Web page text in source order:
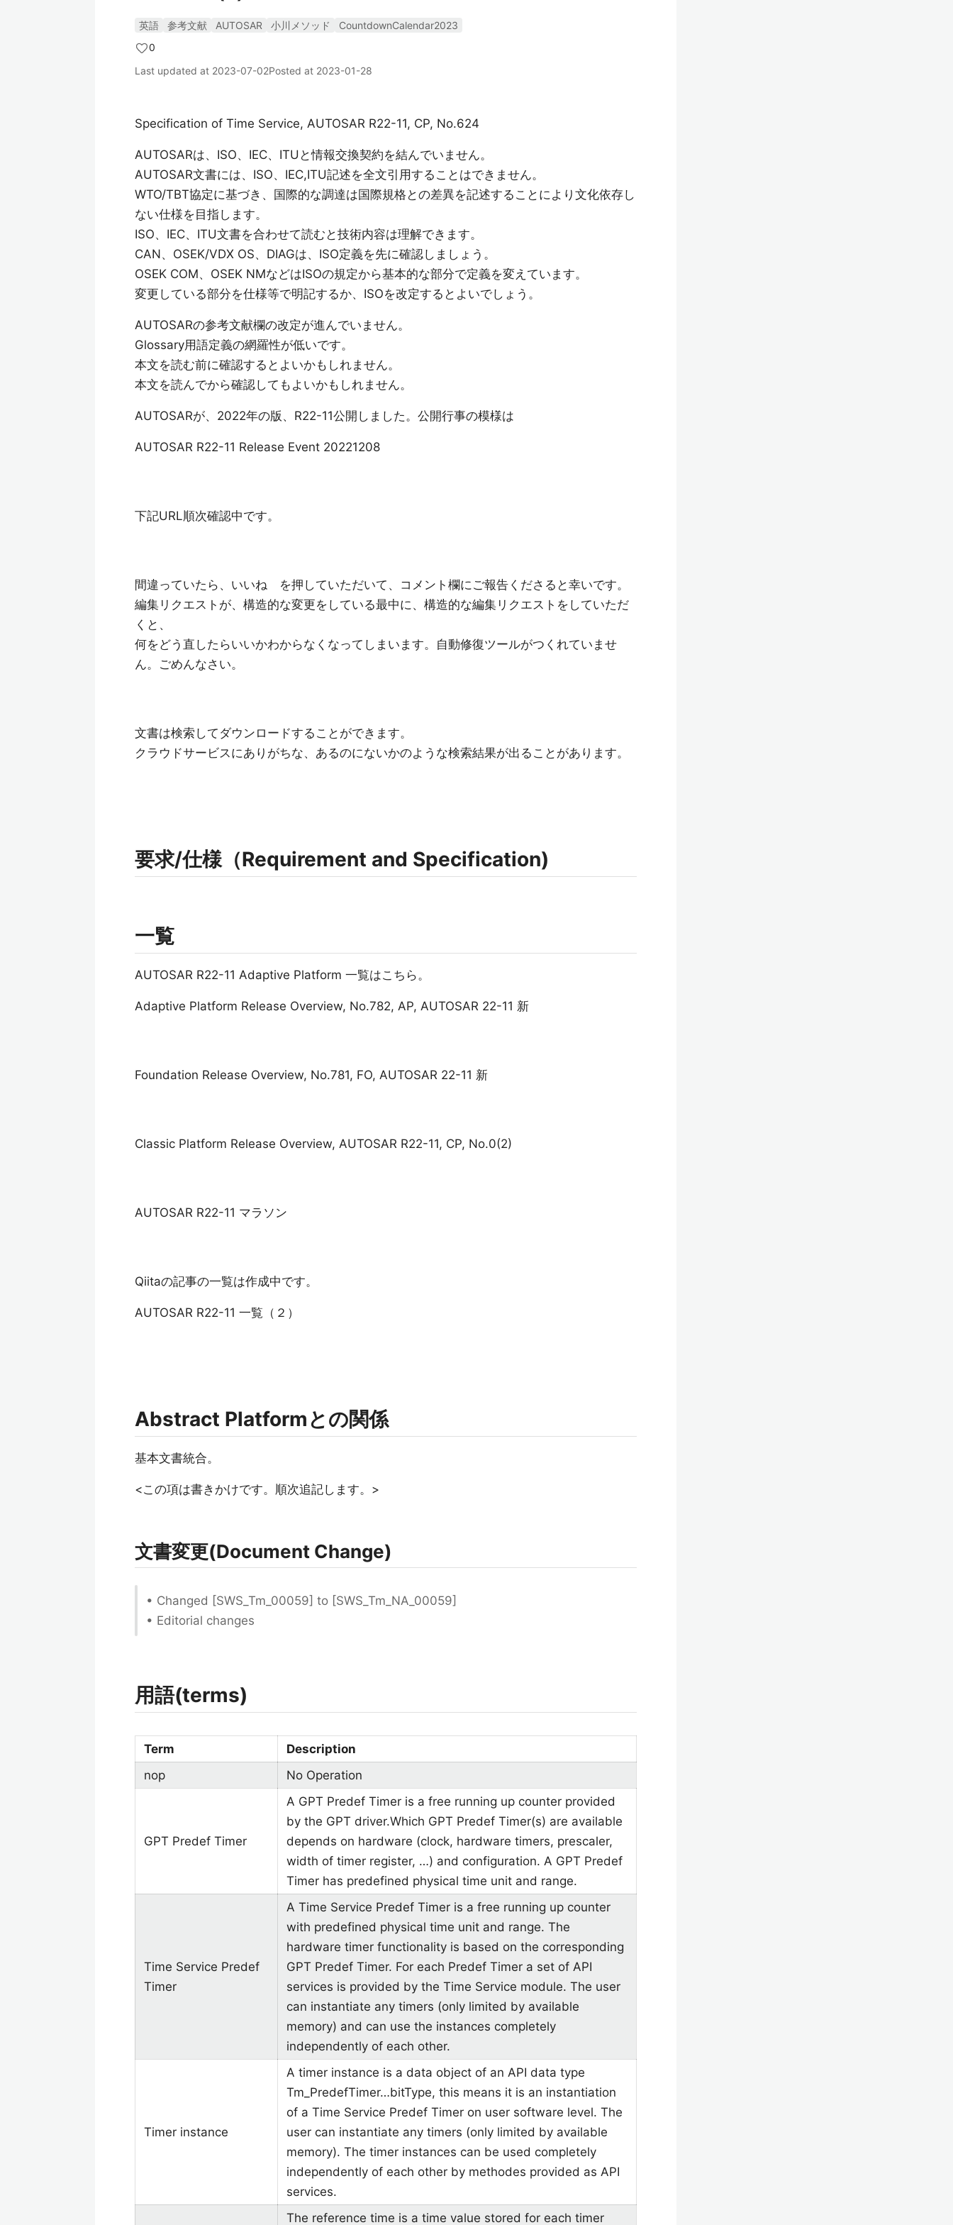
英語 参考文献 AUTOSAR 小川メソッド
CountdownCalendar2023
0
Last updated at 2023-07-02Posted at 2023-01-28
Specification of Time Service, AUTOSAR R22-11, CP, No.624
AUTOSARは、ISO、IEC、ITUと情報交換契約を結んでいません。
AUTOSAR文書には、ISO、IEC,ITU記述を全文引用することはできません。
WTO/TBT協定に基づき、国際的な調達は国際規格との差異を記述することにより文化依存し
ない仕様を目指します。
ISO、IEC、ITU文書を合わせて読むと技術内容は理解できます。
CAN、OSEK/VDX OS、DIAGは、ISO定義を先に確認しましょう。
OSEK COM、OSEK NMなどはISOの規定から基本的な部分で定義を変えています。
変更している部分を仕様等で明記するか、ISOを改定するとよいでしょう。
AUTOSARの参考文献欄の改定が進んでいません。
Glossary用語定義の網羅性が低いです。
本文を読む前に確認するとよいかもしれません。
本文を読んでから確認してもよいかもしれません。
AUTOSARが、2022年の版、R22-11公開しました。公開行事の模様は
AUTOSAR R22-11 Release Event 20221208
下記URL順次確認中です。
間違っていたら、いいね を押していただいて、コメント欄にご報告くださると幸いです。
編集リクエストが、構造的な変更をしている最中に、構造的な編集リクエストをしていただ
くと、
何をどう直したらいいかわからなくなってしまいます。自動修復ツールがつくれていませ
ん。ごめんなさい。
文書は検索してダウンロードすることができます。
クラウドサービスにありがちな、あるのにないかのような検索結果が出ることがあります。
要求/仕様（Requirement and Specification)
一覧
AUTOSAR R22-11 Adaptive Platform 一覧はこちら。
Adaptive Platform Release Overview, No.782, AP, AUTOSAR 22-11 新
Foundation Release Overview, No.781, FO, AUTOSAR 22-11 新
Classic Platform Release Overview, AUTOSAR R22-11, CP, No.0(2)
AUTOSAR R22-11 マラソン
Qiitaの記事の一覧は作成中です。
AUTOSAR R22-11 一覧（２）
Abstract Platformとの関係
基本文書統合。
<この項は書きかけです。順次追記します。>
文書変更(Document Change)
• Changed [SWS_Tm_00059] to [SWS_Tm_NA_00059]
• Editorial changes
用語(terms)
Term
Description
nop
No Operation
GPT Predef Timer
A GPT Predef Timer is a free running up counter provided
by the GPT driver.Which GPT Predef Timer(s) are available
depends on hardware (clock, hardware timers, prescaler,
width of timer register, …) and configuration. A GPT Predef
Timer has predefined physical time unit and range.
Time Service Predef
Timer
A Time Service Predef Timer is a free running up counter
with predefined physical time unit and range. The
hardware timer functionality is based on the corresponding
GPT Predef Timer. For each Predef Timer a set of API
services is provided by the Time Service module. The user
can instantiate any timers (only limited by available
memory) and can use the instances completely
independently of each other.
Timer instance
A timer instance is a data object of an API data type
Tm_PredefTimer…bitType, this means it is an instantiation
of a Time Service Predef Timer on user software level. The
user can instantiate any timers (only limited by available
memory). The timer instances can be used completely
independently of each other by methodes provided as API
services.
The reference time is a time value stored for each timer